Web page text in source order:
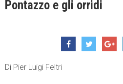
Pontazzo e gli orridi
Di Pier Luigi Feltri